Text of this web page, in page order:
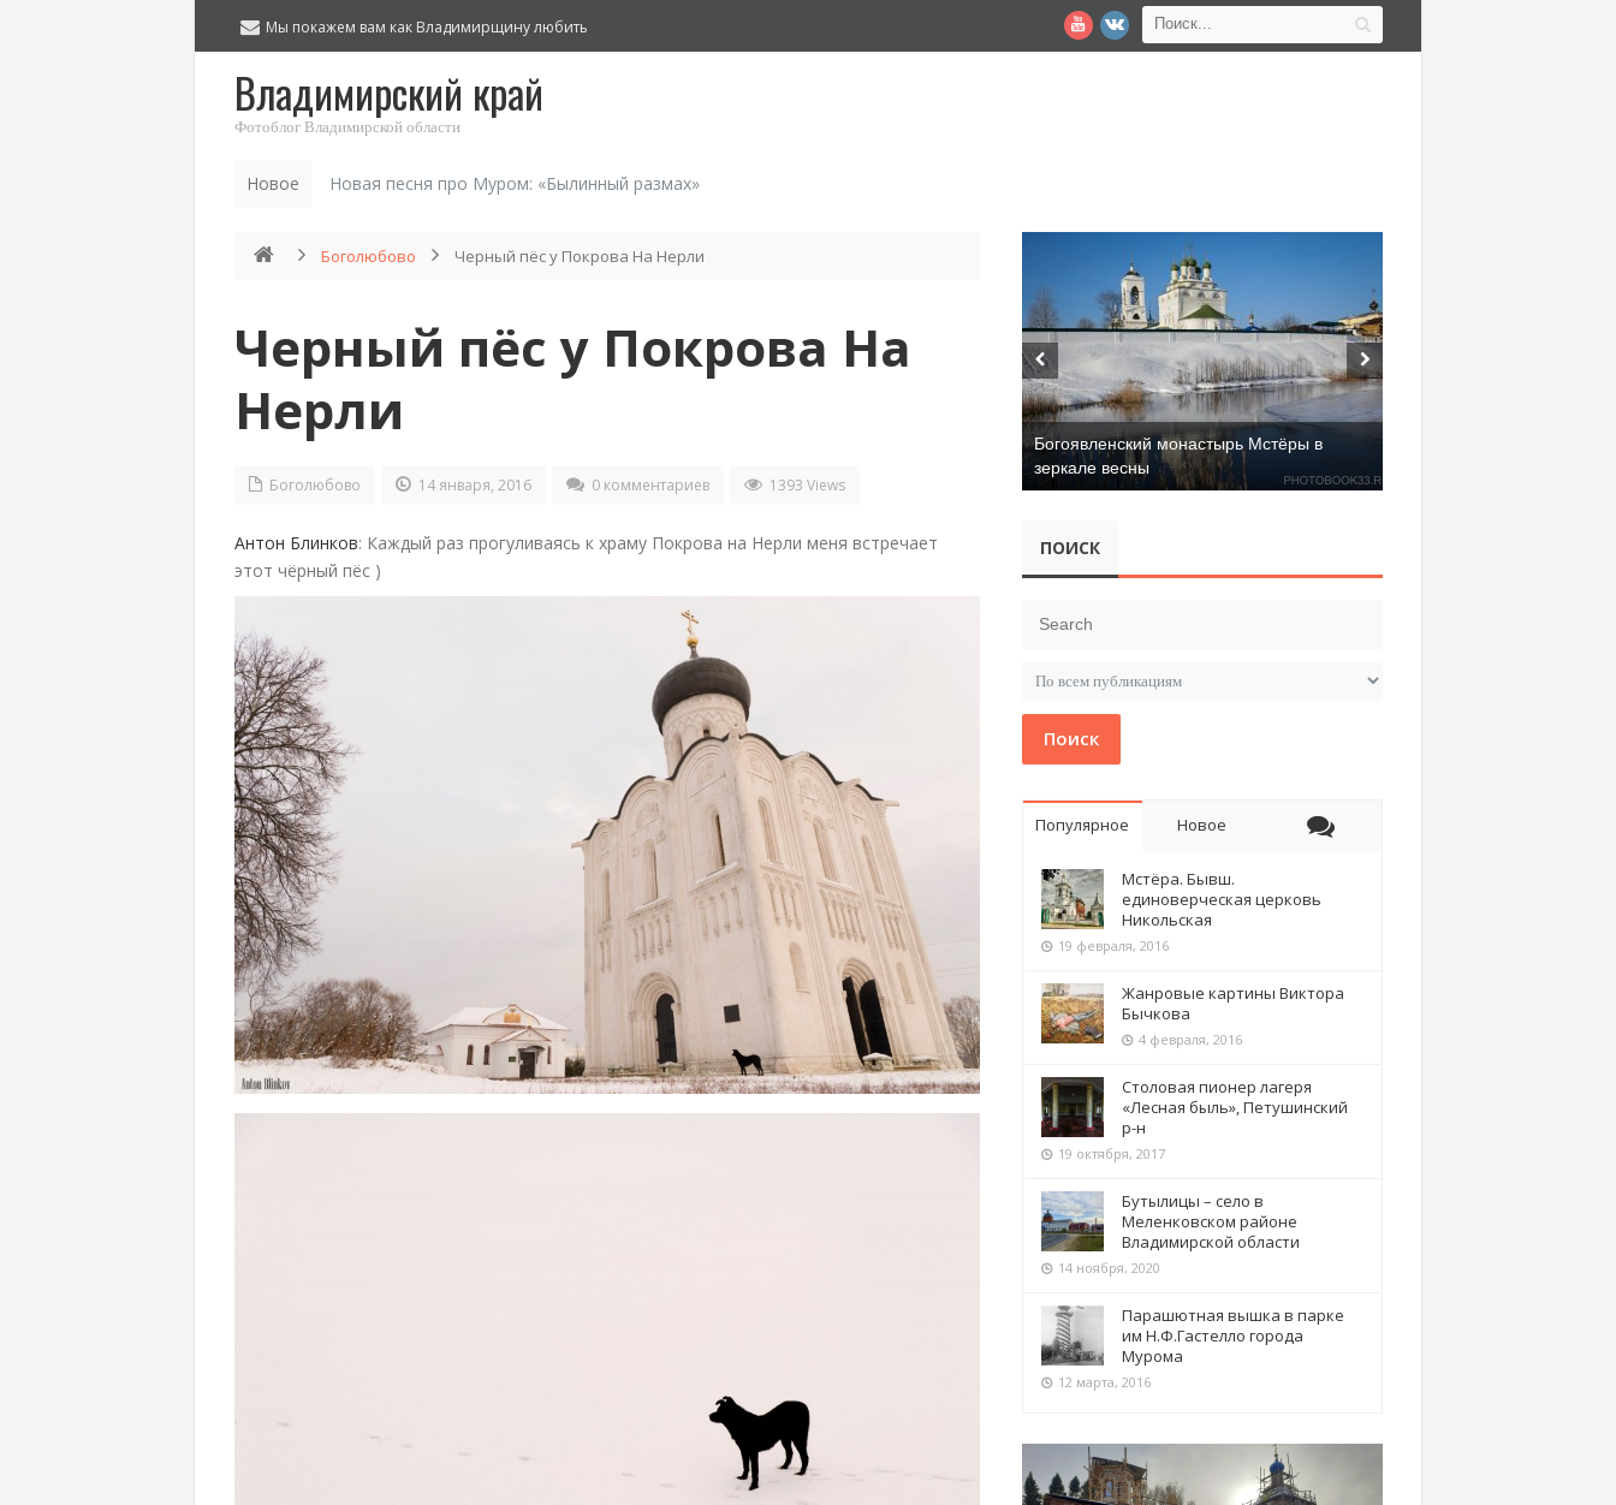
Мы покажем вам как Владимирщину любить
Владимирский край
Фотоблог Владимирской области
Новое Новая песня про Муром: «Былинный размах»
Боголюбово Черный пёс у Покрова На Нерли
Черный пёс у Покрова На
Нерли
Боголюбово 14 января, 2016 0 комментариев 1393 Views
Антон Блинков: Каждый раз прогуливаясь к храму Покрова на Нерли меня встречает
этот чёрный пёс )
Богоявленский монастырь Мстёры в
зеркале весны
ПОИСК
Поиск
Популярное Новое
Мстёра. Бывш.
единоверческая церковь
Никольская
19 февраля, 2016
Жанровые картины Виктора
Бычкова
4 февраля, 2016
Столовая пионер лагеря
«Лесная быль», Петушинский
р-н
19 октября, 2017
Бутылицы – село в
Меленковском районе
Владимирской области
14 ноября, 2020
Парашютная вышка в парке
им Н.Ф.Гастелло города
Мурома
12 марта, 2016